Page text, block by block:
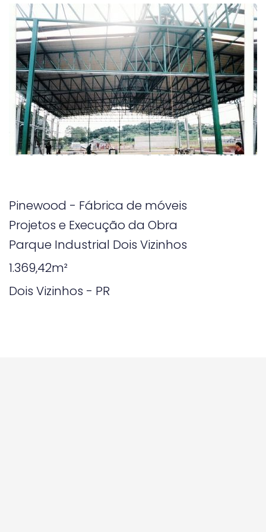
Pinewood - Fábrica de móveis
Projetos e Execução da Obra
Parque Industrial Dois Vizinhos
1.369,42m²
Dois Vizinhos - PR